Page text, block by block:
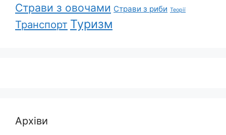
Страви з овочами Страви з риби Теорії
Транспорт Туризм
Архіви